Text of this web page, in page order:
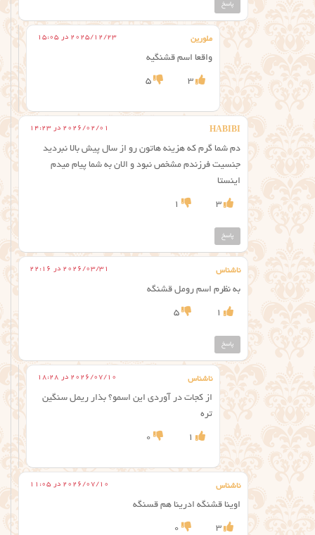
پاسخ
ملورین 2025/12/23 در 15:05
واقعا اسم قشنگیه
3
5
HABIBI 2026/02/01 در 14:23
دم شما گرم که هزینه هاتون رو از سال پیش بالا نبردید
جنسیت فرزندم مشخص نبود و الان به شما پیام میدم
اینستا
3
1
پاسخ
ناشناس 2026/03/31 در 22:16
به نظرم اسم رومل قشنگه
1
5
پاسخ
ناشناس 2026/07/10 در 18:28
از کجات در آوردی این اسمو؟ بذار ریمل سنگین
تره
1
0
ناشناس 2026/07/10 در 11:05
اوینا قشنگه ادرینا هم قسنگه
3
0